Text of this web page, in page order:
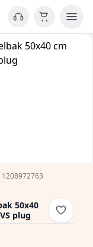
50x40
plug